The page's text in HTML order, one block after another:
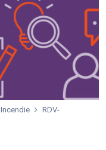
Incendie
RDV-